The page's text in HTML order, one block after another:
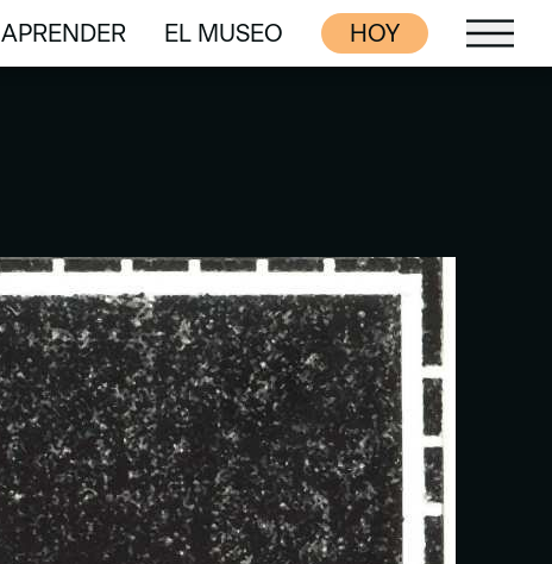
APRENDER
APRENDER
EL MUSEO
EL MUSEO
HOY